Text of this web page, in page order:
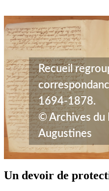
Recueil
1694-1878.
© Archives du
Augustines
Un devoir de